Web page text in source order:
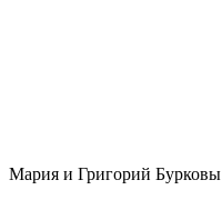
Мария и Григорий Бурковы